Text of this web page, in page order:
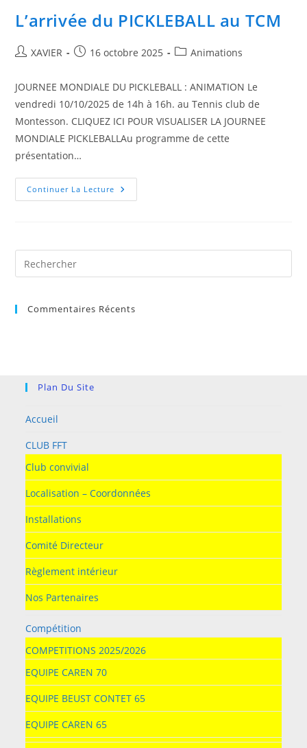
L’arrivée du PICKLEBALL au TCM
Auteur/autrice
la
publication :
XAVIER
Publication
16 octobre 2025
PostAnimations
JOURNEE MONDIALE DU PICKLEBALL : ANIMATION Le
vendredi 10/10/2025 de 14h à 16h. au Tennis club de
Montesson. CLIQUEZ ICI POUR VISUALISER LA JOURNEE
MONDIALE PICKLEBALLAu programme de cette
présentation…
Continuer La Lecture L’arrivée
Du
Commentaires Récents
Plan Du Site
Accueil
CLUB FFT
Club convivial
Localisation – Coordonnées
Installations
Comité Directeur
Règlement intérieur
Nos Partenaires
Compétition
COMPETITIONS 2025/2026
EQUIPE CAREN 70
EQUIPE BEUST CONTET 65
EQUIPE CAREN 65